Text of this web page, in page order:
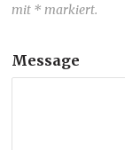
mit * markiert.
Message